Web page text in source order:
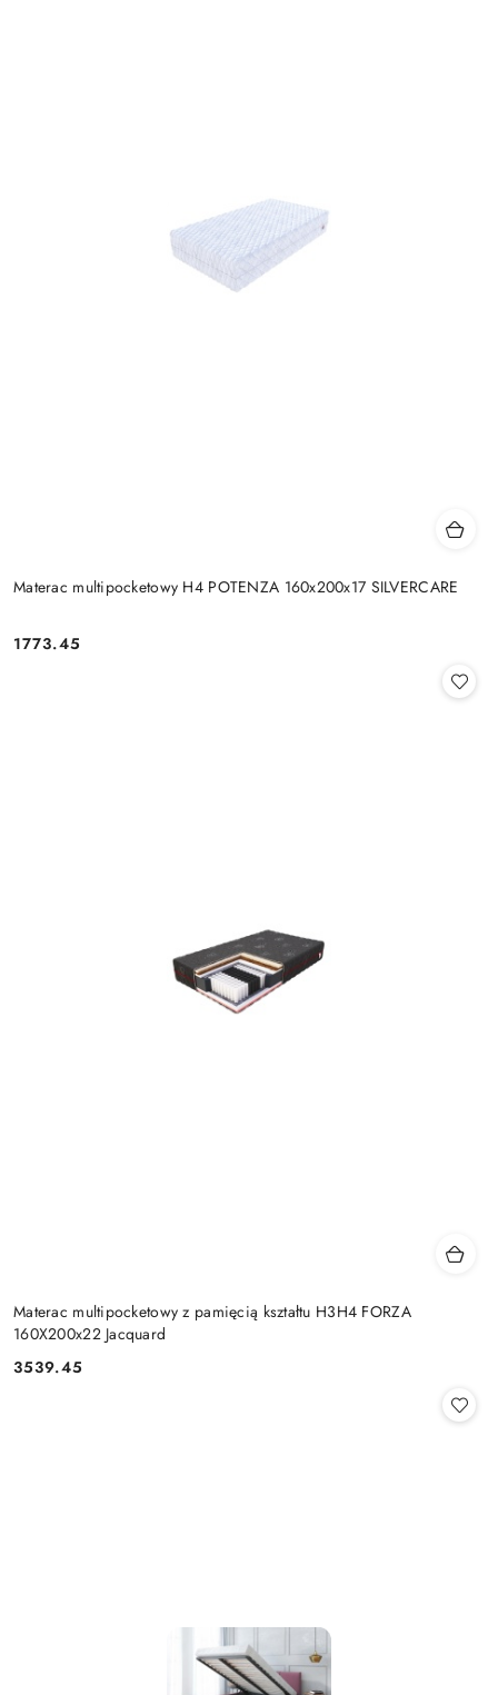
Materac multipocketowy H4 POTENZA 160x200x17 SILVERCARE
Cena:
1773.45
Materac multipocketowy z pamięcią kształtu H3H4 FORZA
160X200x22 Jacquard
Cena:
3539.45